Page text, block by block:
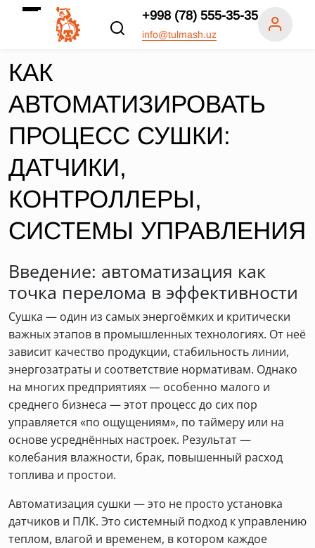
+998 (78) 555-35-35
info@tulmash.uz
КАК
АВТОМАТИЗИРОВАТЬ
ПРОЦЕСС СУШКИ:
ДАТЧИКИ,
КОНТРОЛЛЕРЫ,
СИСТЕМЫ УПРАВЛЕНИЯ
Введение: автоматизация как
точка перелома в эффективности
Сушка — один из самых энергоёмких и критически
важных этапов в промышленных технологиях. От неё
зависит качество продукции, стабильность линии,
энергозатраты и соответствие нормативам. Однако
на многих предприятиях — особенно малого и
среднего бизнеса — этот процесс до сих пор
управляется «по ощущениям», по таймеру или на
основе усреднённых настроек. Результат —
колебания влажности, брак, повышенный расход
топлива и простои.
Автоматизация сушки — это не просто установка
датчиков и ПЛК. Это системный подход к управлению
теплом, влагой и временем, в котором каждое